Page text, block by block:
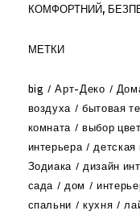
КОМФОРТНИЙ,
МЕТКИ
big Арт-Деко
воздуха
бытовая
комната
выбор
интерьера
детская
Зодиака
дизайн
сада
дом
спальни
кухня